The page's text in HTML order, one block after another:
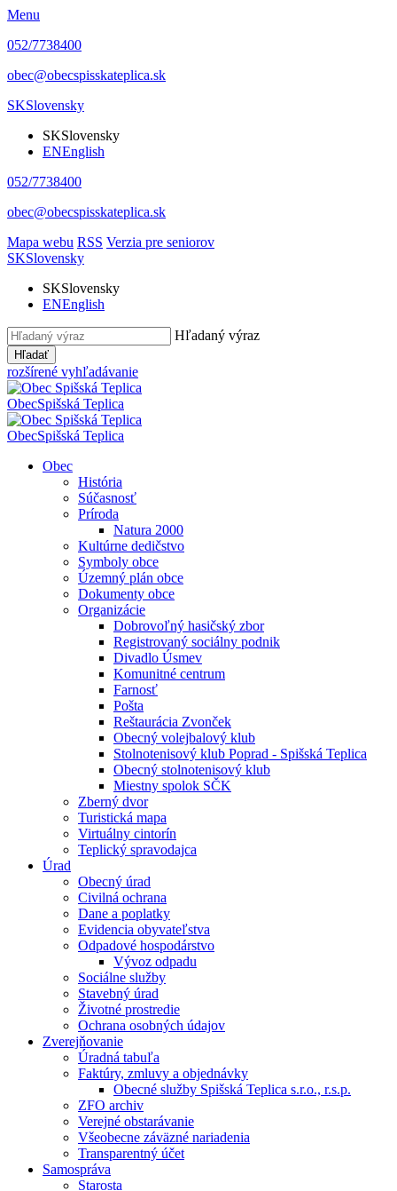
Menu
052/7738400
obec@obecspisskateplica.sk
SKSlovensky
SKSlovensky
ENEnglish
052/7738400
obec@obecspisskateplica.sk
Mapa webu RSS Verzia pre seniorov
SKSlovensky
SKSlovensky
ENEnglish
Hľadaný výraz
Hľadať
rozšírené vyhľadávanie
ObecSpišská Teplica
ObecSpišská Teplica
Obec
História
Súčasnosť
Príroda
Natura 2000
Kultúrne dedičstvo
Symboly obce
Územný plán obce
Dokumenty obce
Organizácie
Dobrovoľný hasičský zbor
Registrovaný sociálny podnik
Divadlo Úsmev
Komunitné centrum
Farnosť
Pošta
Reštaurácia Zvonček
Obecný volejbalový klub
Stolnotenisový klub Poprad - Spišská Teplica
Obecný stolnotenisový klub
Miestny spolok SČK
Zberný dvor
Turistická mapa
Virtuálny cintorín
Teplický spravodajca
Úrad
Obecný úrad
Civilná ochrana
Dane a poplatky
Evidencia obyvateľstva
Odpadové hospodárstvo
Vývoz odpadu
Sociálne služby
Stavebný úrad
Životné prostredie
Ochrana osobných údajov
Zverejňovanie
Úradná tabuľa
Faktúry, zmluvy a objednávky
Obecné služby Spišská Teplica s.r.o., r.s.p.
ZFO archiv
Verejné obstarávanie
Všeobecne záväzné nariadenia
Transparentný účet
Samospráva
Starosta